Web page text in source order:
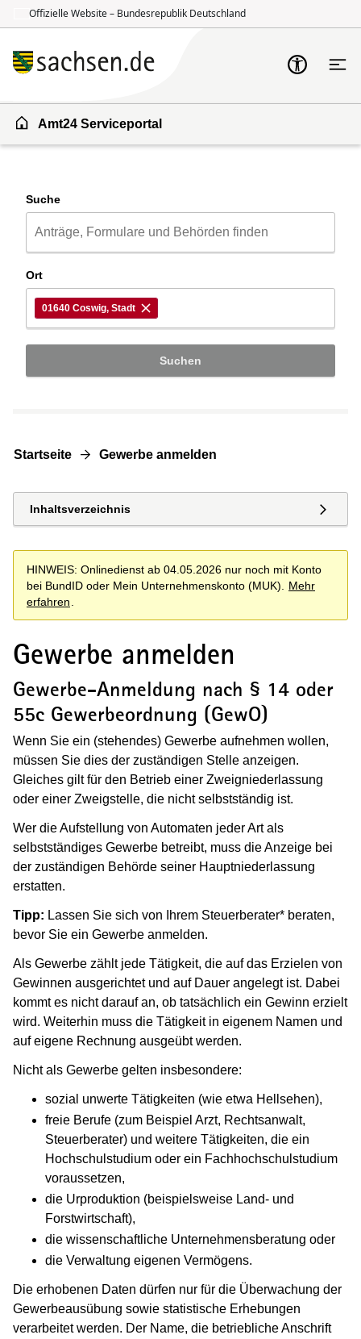
Offizielle Website – Bundesrepublik Deutschland
Amt24 Serviceportal
Suche
Ort
01640 Coswig, Stadt
Suchen
Startseite Gewerbe anmelden
Inhaltsverzeichnis
HINWEIS: Onlinedienst ab 04.05.2026 nur noch mit Konto
bei BundID oder Mein Unternehmenskonto (MUK).
Mehr
erfahren
Gewerbe anmelden
Gewerbe-Anmeldung nach § 14 oder
55c Gewerbeordnung (GewO)
Wenn Sie ein (stehendes) Gewerbe aufnehmen wollen,
müssen Sie dies der zuständigen Stelle anzeigen.
Gleiches gilt für den Betrieb einer Zweigniederlassung
oder einer Zweigstelle, die nicht selbstständig ist.
Wer die Aufstellung von Automaten jeder Art als
selbstständiges Gewerbe betreibt, muss die Anzeige bei
der zuständigen Behörde seiner Hauptniederlassung
erstatten.
Tipp: Lassen Sie sich von Ihrem Steuerberater* beraten,
bevor Sie ein Gewerbe anmelden.
Als Gewerbe zählt jede Tätigkeit, die auf das Erzielen von
Gewinnen ausgerichtet und auf Dauer angelegt ist. Dabei
kommt es nicht darauf an, ob tatsächlich ein Gewinn erzielt
wird. Weiterhin muss die Tätigkeit in eigenem Namen und
auf eigene Rechnung ausgeübt werden.
Nicht als Gewerbe gelten insbesondere:
sozial unwerte Tätigkeiten (wie etwa Hellsehen),
freie Berufe (zum Beispiel Arzt, Rechtsanwalt,
Steuerberater) und weitere Tätigkeiten, die ein
Hochschulstudium oder ein Fachhochschulstudium
voraussetzen,
die Urproduktion (beispielsweise Land- und
Forstwirtschaft),
die wissenschaftliche Unternehmensberatung oder
die Verwaltung eigenen Vermögens.
Die erhobenen Daten dürfen nur für die Überwachung der
Gewerbeausübung sowie statistische Erhebungen
verarbeitet werden. Der Name, die betriebliche Anschrift